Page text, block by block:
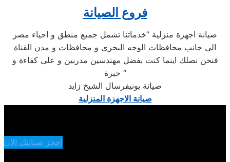
فروع الصيانة
صيانة اجهزة منزلية “خدماتنا تشمل جميع منطق و احياء مصر
الى جانب محافظات الوجه البحرى و محافظات و مدن القناة
فنحن نصلك اينما كنت بفضل مهندسين مدربين و على كفاءة و
خبرة “
صيانة يونيفرسال الشيخ زايد
صيانة الاجهزة المنزلية
احجز صيانتك الان